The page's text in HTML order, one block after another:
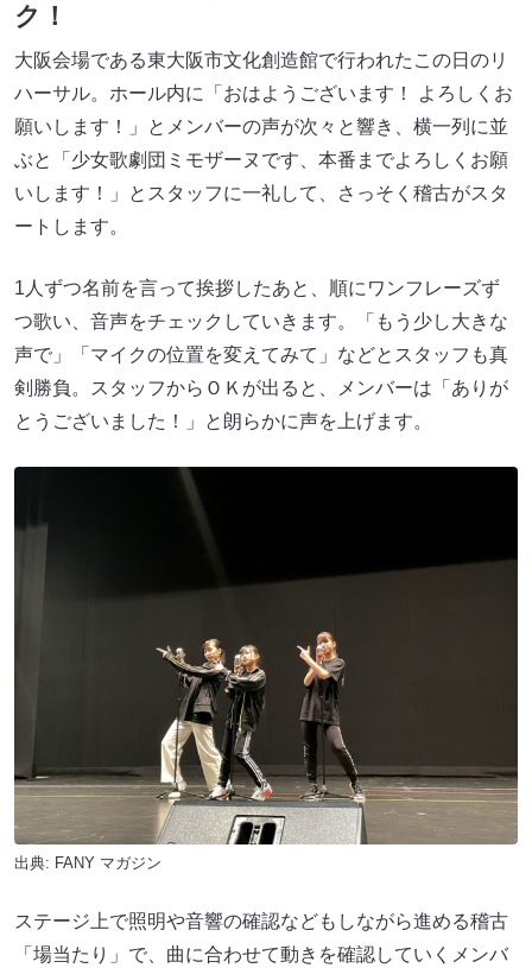
ク！
大阪会場である東大阪市文化創造館で行われたこの日のリ
ハーサル。ホール内に「おはようございます！ よろしくお
願いします！」とメンバーの声が次々と響き、横一列に並
ぶと「少女歌劇団ミモザーヌです、本番までよろしくお願
いします！」とスタッフに一礼して、さっそく稽古がスタ
ートします。
1人ずつ名前を言って挨拶したあと、順にワンフレーズず
つ歌い、音声をチェックしていきます。「もう少し大きな
声で」「マイクの位置を変えてみて」などとスタッフも真
剣勝負。スタッフからＯＫが出ると、メンバーは「ありが
とうございました！」と朗らかに声を上げます。
出典: FANY マガジン
ステージ上で照明や音響の確認などもしながら進める稽古
「場当たり」で、曲に合わせて動きを確認していくメンバ